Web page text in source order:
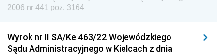
Dziennik Urzędowy Agencji Wywiadu
2006 nr 441 poz. 3164
Wyrok nr II SA/Ke 463/22 Wojewódzkiego
Sądu Administracyjnego w Kielcach z dnia